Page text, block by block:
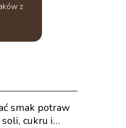
z
smak potraw
cukru i